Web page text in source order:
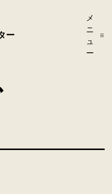
ー
メ
ニ
ュ
ー